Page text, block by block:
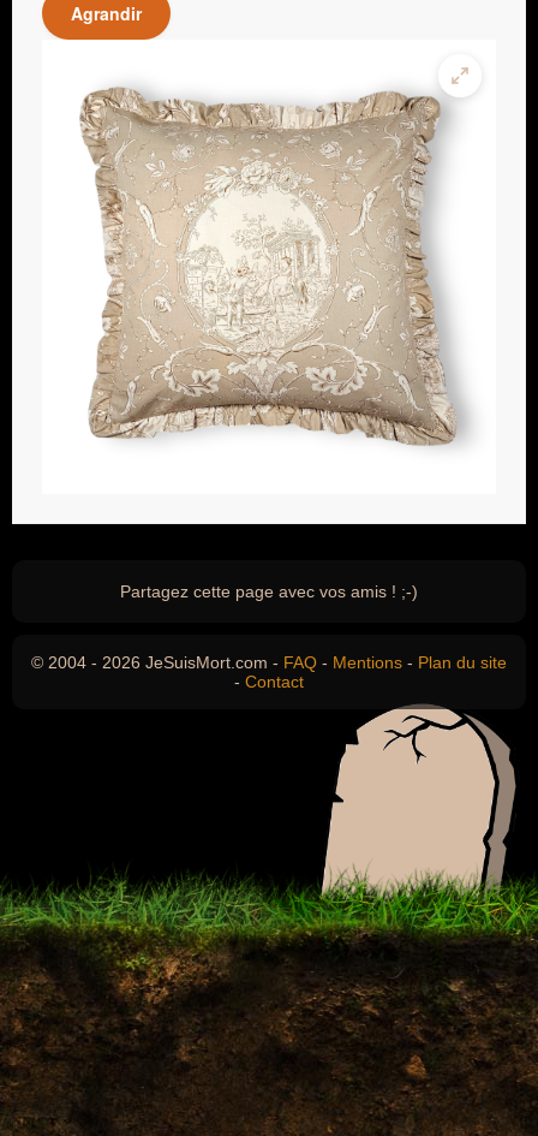
Agrandir
Partagez cette page avec vos amis ! ;-)
© 2004 - 2026 JeSuisMort.com - FAQ - Mentions - Plan du site
- Contact